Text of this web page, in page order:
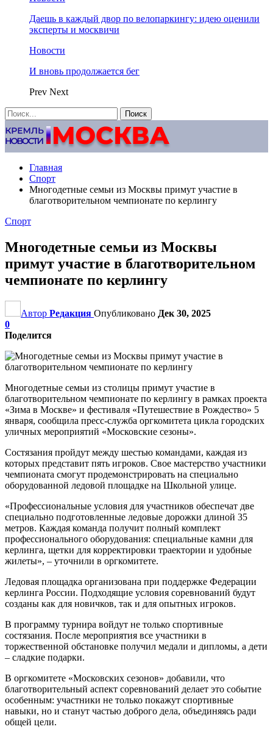
Даешь в каждый двор по велопаркингу: идею оценили
эксперты и москвичи
Новости
И вновь продолжается бег
Prev Next
Главная
Спорт
Многодетные семьи из Москвы примут участие в
благотворительном чемпионате по керлингу
Спорт
Многодетные семьи из Москвы
примут участие в благотворительном
чемпионате по керлингу
Автор Редакция Опубликовано Дек 30, 2025
0
Поделится
Многодетные семьи из столицы примут участие в
благотворительном чемпионате по керлингу в рамках проекта
«Зима в Москве» и фестиваля «Путешествие в Рождество» 5
января, сообщила пресс-служба оргкомитета цикла городских
уличных мероприятий «Московские сезоны».
Состязания пройдут между шестью командами, каждая из
которых представит пять игроков. Свое мастерство участники
чемпионата смогут продемонстрировать на специально
оборудованной ледовой площадке на Школьной улице.
«Профессиональные условия для участников обеспечат две
специально подготовленные ледовые дорожки длиной 35
метров. Каждая команда получит полный комплект
профессионального оборудования: специальные камни для
керлинга, щетки для корректировки траектории и удобные
жилеты», – уточнили в оргкомитете.
Ледовая площадка организована при поддержке Федерации
керлинга России. Подходящие условия соревнований будут
созданы как для новичков, так и для опытных игроков.
В программу турнира войдут не только спортивные
состязания. После мероприятия все участники в
торжественной обстановке получил медали и дипломы, а дети
– сладкие подарки.
В оргкомитете «Московских сезонов» добавили, что
благотворительный аспект соревнований делает это событие
особенным: участники не только покажут спортивные
навыки, но и станут частью доброго дела, объединяясь ради
общей цели.